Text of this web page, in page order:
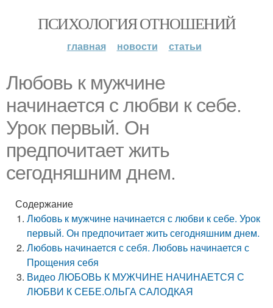
ПСИХОЛОГИЯ ОТНОШЕНИЙ
главная новости статьи
Любовь к мужчине
начинается с любви к себе.
Урок первый. Он
предпочитает жить
сегодняшним днем.
Содержание
Любовь к мужчине начинается с любви к себе. Урок
первый. Он предпочитает жить сегодняшним днем.
Любовь начинается с себя. Любовь начинается с
Прощения себя
Видео ЛЮБОВЬ К МУЖЧИНЕ НАЧИНАЕТСЯ С
ЛЮБВИ К СЕБЕ.ОЛЬГА САЛОДКАЯ